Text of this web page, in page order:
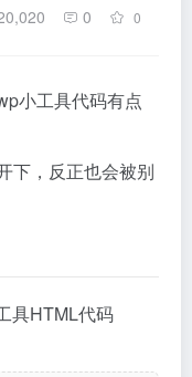
0 0
小工具代码有点
下，反正也会被别